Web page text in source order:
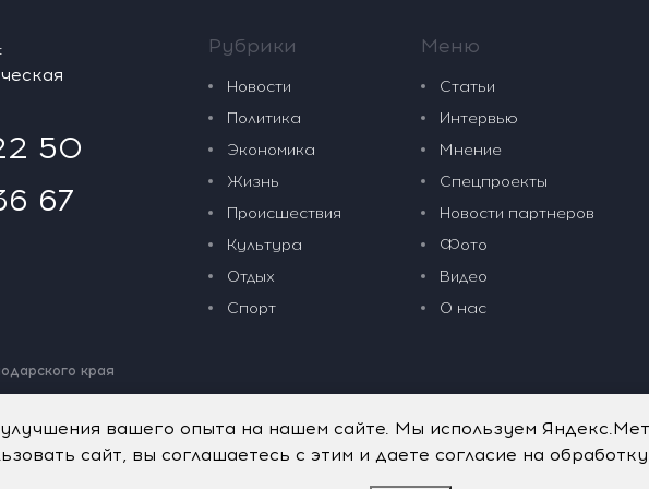
50
67
края
Ctrl+Enter.
Рубрики
Новости
Политика
Экономика
Жизнь
Происшествия
Культура
Отдых
Спорт
Меню
Статьи
Интервью
Мнение
Спецпроекты
Новости партнеров
Фото
Видео
О нас
вашего опыта на нашем сайте. Мы используем
сайт, вы соглашаетесь с этим и даете согласие на